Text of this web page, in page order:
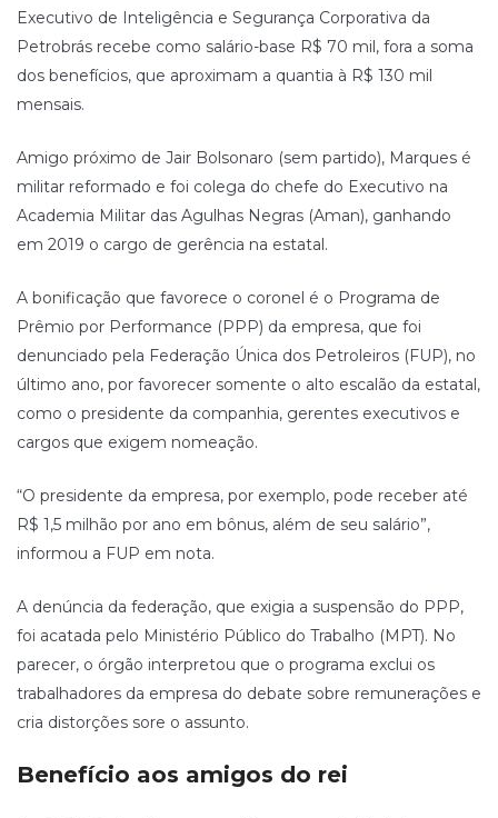
Executivo de Inteligência e Segurança Corporativa da
Petrobrás recebe como salário-base R$ 70 mil, fora a soma
dos benefícios, que aproximam a quantia à R$ 130 mil
mensais.
Amigo próximo de Jair Bolsonaro (sem partido), Marques é
militar reformado e foi colega do chefe do Executivo na
Academia Militar das Agulhas Negras (Aman), ganhando
em 2019 o cargo de gerência na estatal.
A bonificação que favorece o coronel é o Programa de
Prêmio por Performance (PPP) da empresa, que foi
denunciado pela Federação Única dos Petroleiros (FUP), no
último ano, por favorecer somente o alto escalão da estatal,
como o presidente da companhia, gerentes executivos e
cargos que exigem nomeação.
“O presidente da empresa, por exemplo, pode receber até
R$ 1,5 milhão por ano em bônus, além de seu salário”,
informou a FUP em nota.
A denúncia da federação, que exigia a suspensão do PPP,
foi acatada pelo Ministério Público do Trabalho (MPT). No
parecer, o órgão interpretou que o programa exclui os
trabalhadores da empresa do debate sobre remunerações e
cria distorções sore o assunto.
Benefício aos amigos do rei